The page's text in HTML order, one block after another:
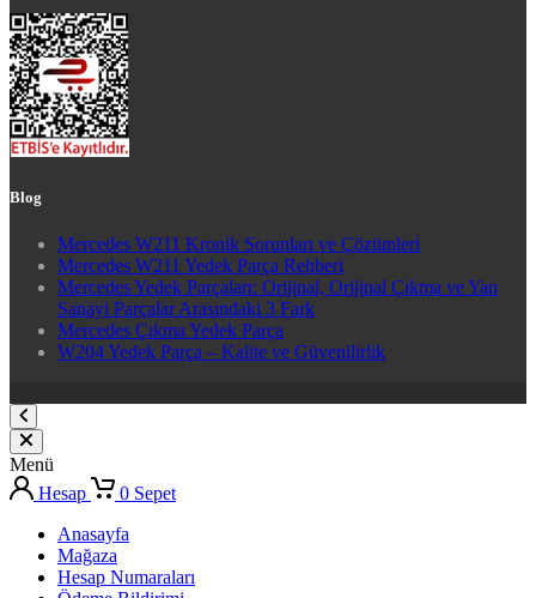
Blog
Mercedes W211 Kronik Sorunları ve Çözümleri
Mercedes W211 Yedek Parça Rehberi
Mercedes Yedek Parçaları: Orijinal, Orijinal Çıkma ve Yan
Sanayi Parçalar Arasındaki 3 Fark
Mercedes Çıkma Yedek Parça
W204 Yedek Parça – Kalite ve Güvenilirlik
Menü
Hesap
0 Sepet
Anasayfa
Mağaza
Hesap Numaraları